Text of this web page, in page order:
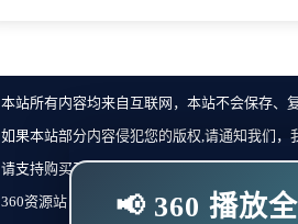
本站所有内容均来自互联网，本站不会保存、
如果本站部分内容侵犯您的版权,请通知我们
请支持购买正版！反馈邮箱：
360资源站 Copyright ©2018-2023 All Rights
📢 360 播放